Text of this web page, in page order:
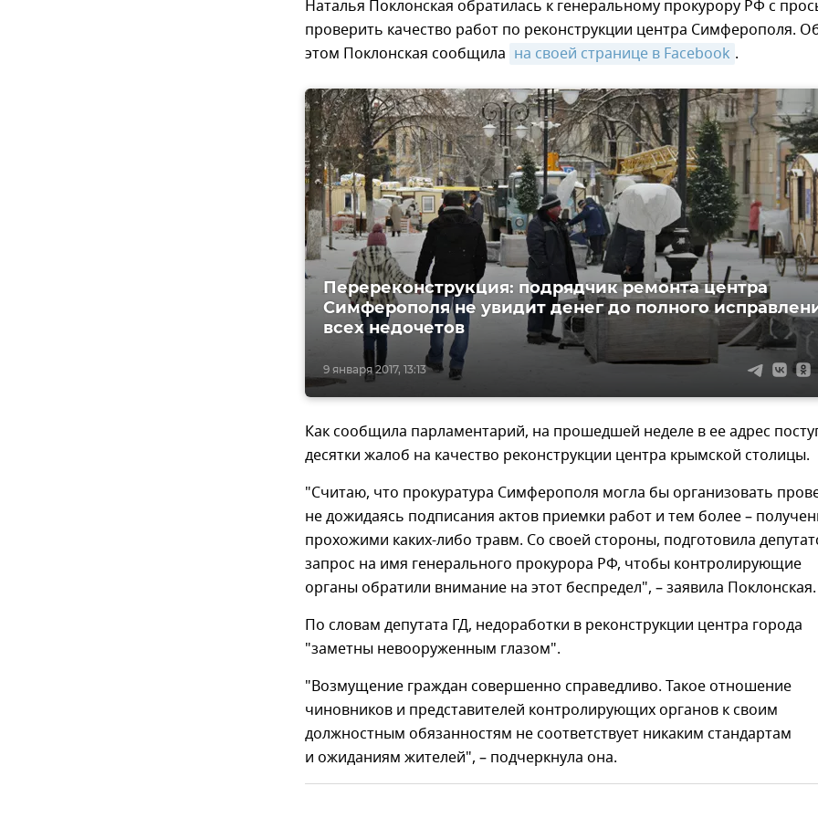
Наталья Поклонская обратилась к генеральному прокурору РФ с
проверить качество работ по реконструкции центра Симферополя.
этом Поклонская сообщила на своей странице в Facebook .
9 января 2017, 13:13
Перереконструкция: подрядчик ремонта центра
Симферополя не увидит денег до полного
всех недочетов
Как сообщила парламентарий, на прошедшей неделе в ее адрес
десятки жалоб на качество реконструкции центра крымской столицы.
"Считаю, что прокуратура Симферополя могла бы организовать
не дожидаясь подписания актов приемки работ и тем более –
прохожими каких-либо травм. Со своей стороны, подготовила
запрос на имя генерального прокурора РФ, чтобы контролирующие
органы обратили внимание на этот беспредел", – заявила Поклонская.
По словам депутата ГД, недоработки в реконструкции центра города
"заметны невооруженным глазом".
"Возмущение граждан совершенно справедливо. Такое отношение
чиновников и представителей контролирующих органов к своим
должностным обязанностям не соответствует никаким стандартам
и ожиданиям жителей", – подчеркнула она.